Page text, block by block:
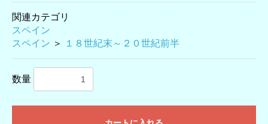
関連カテゴリ
スペイン
スペイン ＞ １８世紀末～２０世紀前半
数量